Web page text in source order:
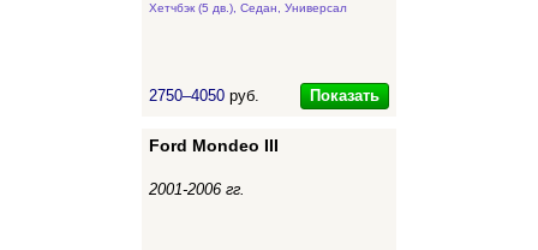
Хетчбэк (5 дв.), Седан, Универсал
2750–4050 руб. Показать
Ford Mondeo III
2001-2006 гг.